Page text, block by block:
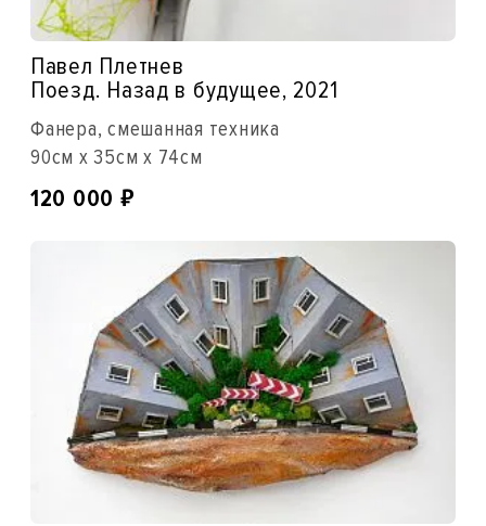
Павел Плетнев
Поезд. Назад в будущее, 2021
Фанера, смешанная техника
90см x 35см x 74см
120 000 ₽